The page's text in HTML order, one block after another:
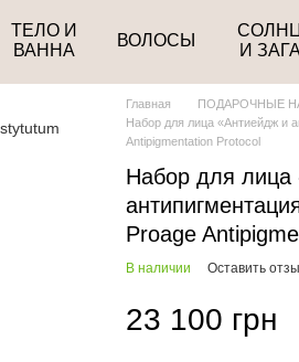
ТЕЛО И
ВАННА
ВОЛОСЫ
И
Главная
ПОДАРОЧНЫЕ
Набор для лица «Антиейдж и
Antipigmentation Protocol
Набор для лица
Proage
В наличии Оставить
23 100 грн